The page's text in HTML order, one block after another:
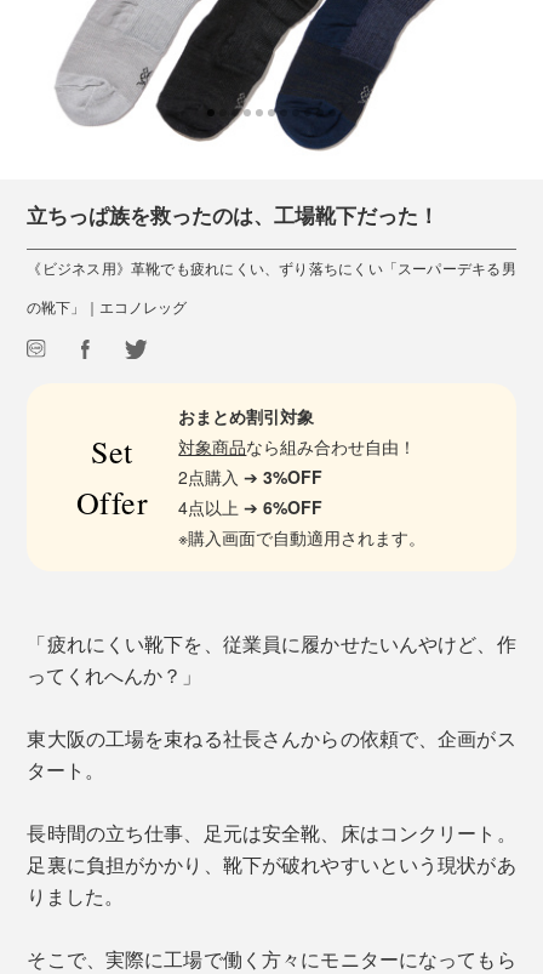
立ちっぱ族を救ったのは、工場靴下だった！
《ビジネス用》革靴でも疲れにくい、ずり落ちにくい「スーパーデキる男
の靴下」｜エコノレッグ
Set
Offer
おまとめ割引対象
対象商品なら組み合わせ自由！
2点購入 ➔3%OFF
4点以上 ➔6%OFF
※購入画面で自動適用されます。
「疲れにくい靴下を、従業員に履かせたいんやけど、作
ってくれへんか？」
東大阪の工場を束ねる社長さんからの依頼で、企画がス
タート。
長時間の立ち仕事、足元は安全靴、床はコンクリート。
足裏に負担がかかり、靴下が破れやすいという現状があ
りました。
そこで、実際に工場で働く方々にモニターになってもら